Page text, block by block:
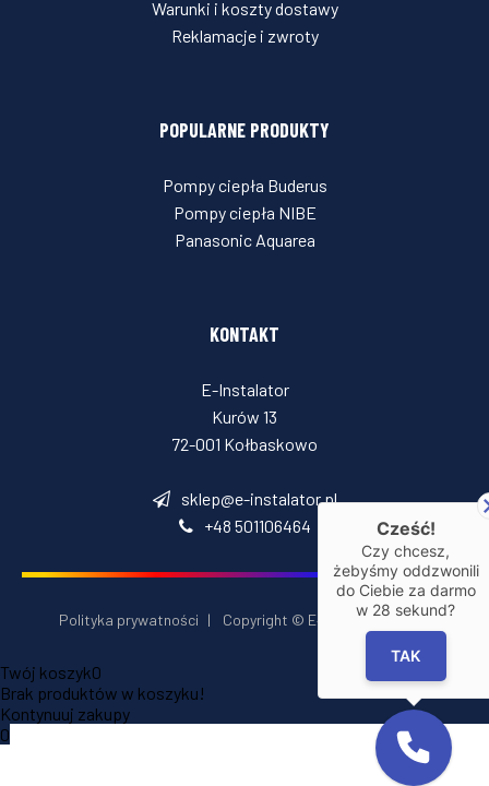
Warunki i koszty dostawy
Reklamacje i zwroty
POPULARNE PRODUKTY
Pompy ciepła Buderus
Pompy ciepła NIBE
Panasonic Aquarea
KONTAKT
E-Instalator
Kurów 13
72-001 Kołbaskowo
sklep@e-instalator.pl
+48 501106464
Polityka prywatności | Copyright © E‑Installator 2026
Twój koszyk0
Brak produktów w koszyku!
Kontynuuj zakupy
0
Cześć!
Czy chcesz,
żebyśmy oddzwonili
do Ciebie za darmo
w 28 sekund?
TAK